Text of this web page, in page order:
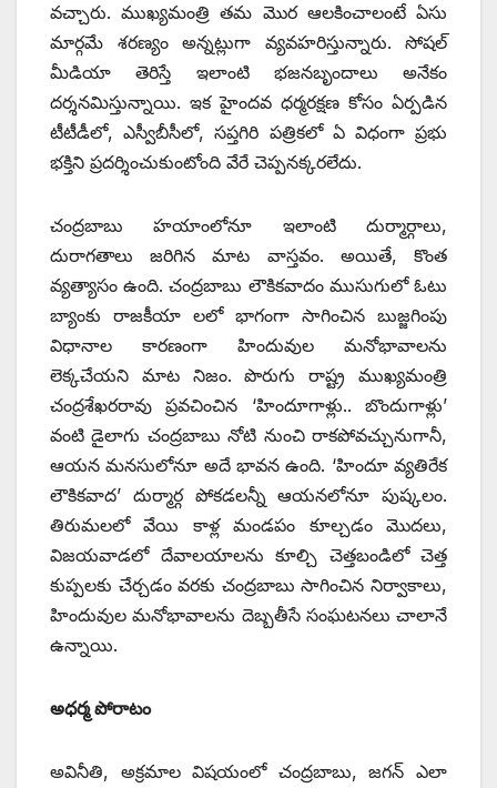
వచ్చారు. ముఖ్యమంత్రి తమ మొర ఆలకించాలంటే ఏసు
మార్గమే శరణ్యం అన్నట్లుగా వ్యవహరిస్తున్నారు. సోషల్‌
‌మీడియా తెరిస్తే ఇలాంటి భజనబృందాలు అనేకం
దర్శనమిస్తున్నాయి. ఇక హైందవ ధర్మరక్షణ కోసం ఏర్పడిన
టీటీడీలో, ఎస్వీబీసీలో, సప్తగిరి పత్రికలో ఏ విధంగా ప్రభు
భక్తిని ప్రదర్శించుకుంటోంది వేరే చెప్పనక్కరలేదు.
చంద్రబాబు హయాంలోనూ ఇలాంటి దుర్మార్గాలు,
దురాగతాలు జరిగిన మాట వాస్తవం. అయితే, కొంత
వ్యత్యాసం ఉంది. చంద్రబాబు లౌకికవాదం ముసుగులో ఓటు
బ్యాంకు రాజకీయా లలో భాగంగా సాగించిన బుజ్జగింపు
విధానాల కారణంగా హిందువుల మనోభావాలను
లెక్కచేయని మాట నిజం. పొరుగు రాష్ట్ర ముఖ్యమంత్రి
చంద్రశేఖరరావు ప్రవచించిన ‘హిందూగాళ్లు.. బొందుగాళ్లు’
వంటి డైలాగు చంద్రబాబు నోటి నుంచి రాకపోవచ్చునుగానీ,
ఆయన మనసులోనూ అదే భావన ఉంది. ‘హిందూ వ్యతిరేక
లౌకికవాద’ దుర్మార్గ పోకడలన్నీ ఆయనలోనూ పుష్కలం.
తిరుమలలో వేయి కాళ్ల మండపం కూల్చడం మొదలు,
విజయవాడలో దేవాలయాలను కూల్చి చెత్తబండిలో చెత్త
కుప్పలకు చేర్చడం వరకు చంద్రబాబు సాగించిన నిర్వాకాలు,
హిందువుల మనోభావాలను దెబ్బతీసే సంఘటనలు చాలానే
ఉన్నాయి.
అధర్మ పోరాటం
అవినీతి, అక్రమాల విషయంలో చంద్రబాబు, జగన్‌ ఎలా